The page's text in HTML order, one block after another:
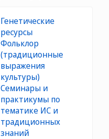
Генетические
ресурсы
Фольклор
(традиционные
выражения
культуры)
Семинары и
практикумы по
тематике ИС и
традиционных
знаний